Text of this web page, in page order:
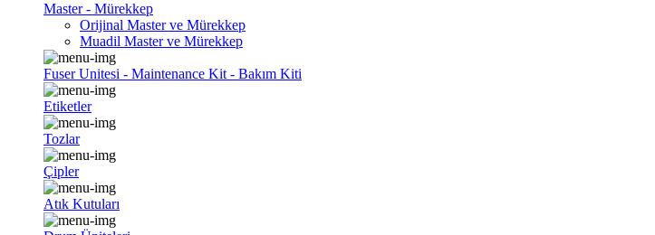
Master - Mürekkep
Orijinal Master ve Mürekkep
Muadil Master ve Mürekkep
Fuser Unitesi - Maintenance Kit - Bakım Kiti
Etiketler
Tozlar
Çipler
Atık Kutuları